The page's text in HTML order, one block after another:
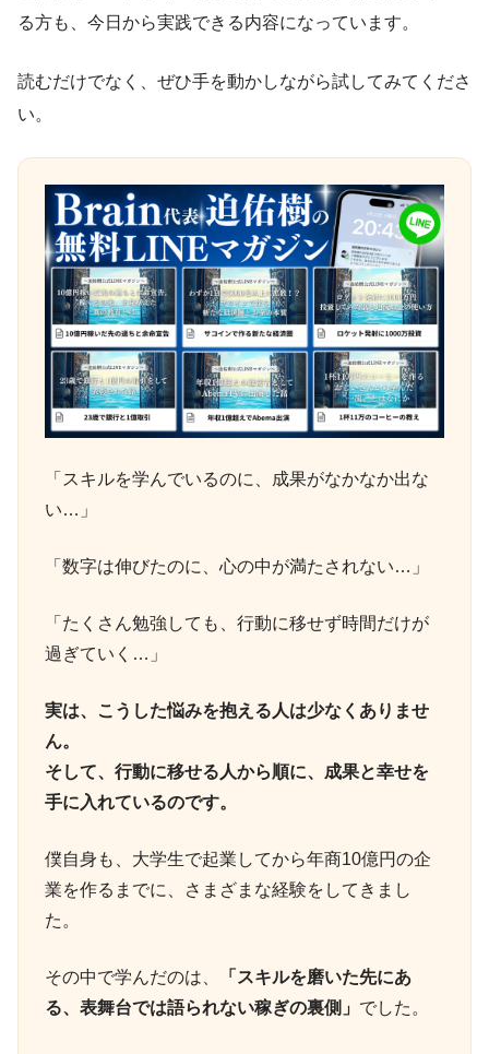
る方も、今日から実践できる内容になっています。
読むだけでなく、ぜひ手を動かしながら試してみてくださ
い。
「スキルを学んでいるのに、成果がなかなか出な
い…」
「数字は伸びたのに、心の中が満たされない…」
「たくさん勉強しても、行動に移せず時間だけが
過ぎていく…」
実は、こうした悩みを抱える人は少なくありませ
ん。
そして、行動に移せる人から順に、成果と幸せを
手に入れているのです。
僕自身も、大学生で起業してから年商10億円の企
業を作るまでに、さまざまな経験をしてきまし
た。
その中で学んだのは、
「スキルを磨いた先にあ
る、表舞台では語られない稼ぎの裏側」 でした。